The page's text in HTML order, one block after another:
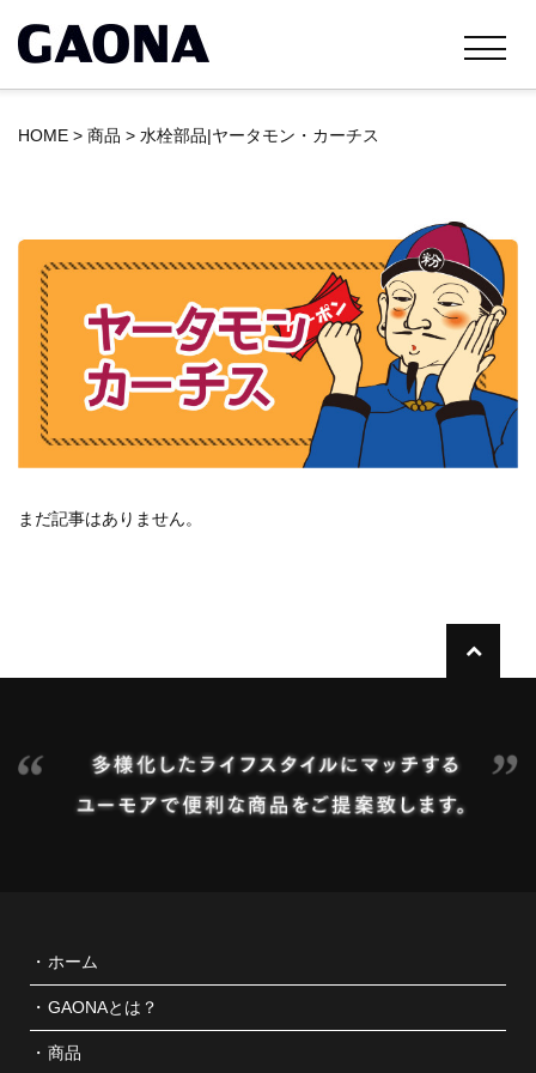
HOME > 商品 > 水栓部品|ヤータモン・カーチス
まだ記事はありません。
ホーム
GAONAとは？
商品